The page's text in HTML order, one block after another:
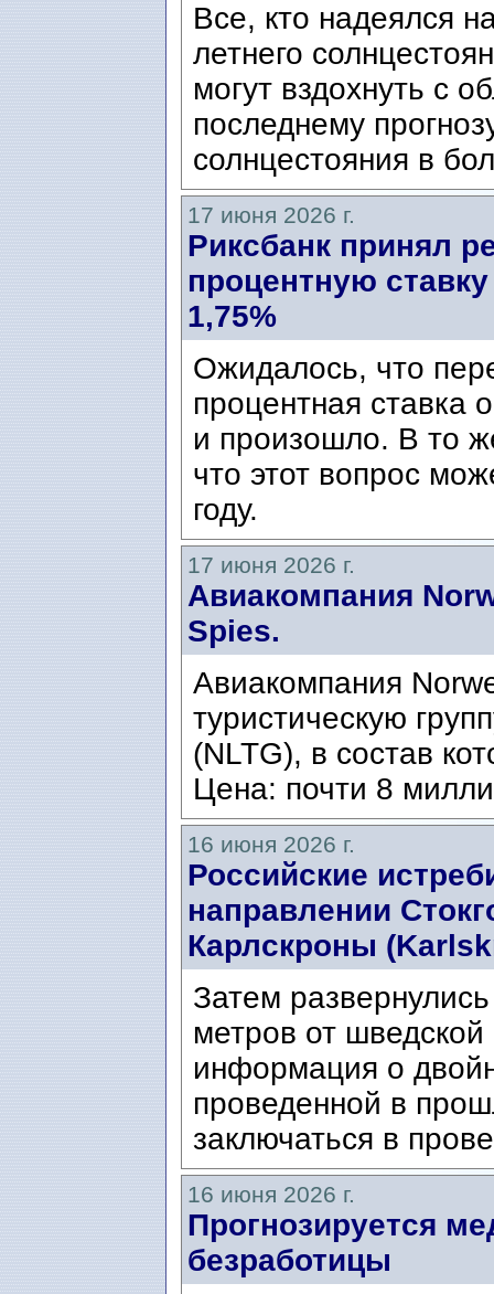
Все, кто надеялся
летнего
могут вздохнуть с
последнему
солнцестояния в
17 июня 2026 г.
Риксбанк принял
процентную
1,75%
Ожидалось, что
процентная ставка
и произошло. В то
что этот вопрос
году.
17 июня 2026 г.
Авиакомпания
Spies.
Авиакомпания
туристическую
(NLTG), в состав
Цена: почти 8
16 июня 2026 г.
Российские
направлении
Карлскроны
Затем развернулись
метров от
информация о
проведенной в
заключаться в
16 июня 2026 г.
Прогнозируется
безработицы